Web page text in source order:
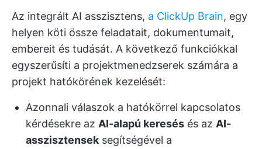
Az integrált AI asszisztens, a ClickUp Brain, egy
helyen köti össze feladatait, dokumentumait,
embereit és tudását. A következő funkciókkal
egyszerűsíti a projektmenedzserek számára a
projekt hatókörének kezelését:
Azonnali válaszok a hatókörrel kapcsolatos
kérdésekre az AI-alapú keresés és az AI-
asszisztensek segítségével a